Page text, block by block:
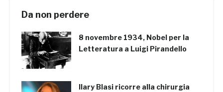
Da non perdere
8 novembre 1934, Nobel per la
Letteratura a Luigi Pirandello
Ilary Blasi ricorre alla chirurgia